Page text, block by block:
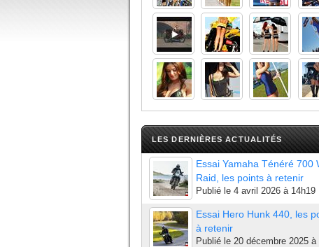
LES DERNIÈRES ACTUALITÉS
Essai Yamaha Ténéré 700
Raid, les points à retenir
Publié le 4 avril 2026 à 14h19
Essai Hero Hunk 440, les
à retenir
Publié le 20 décembre 2025 à